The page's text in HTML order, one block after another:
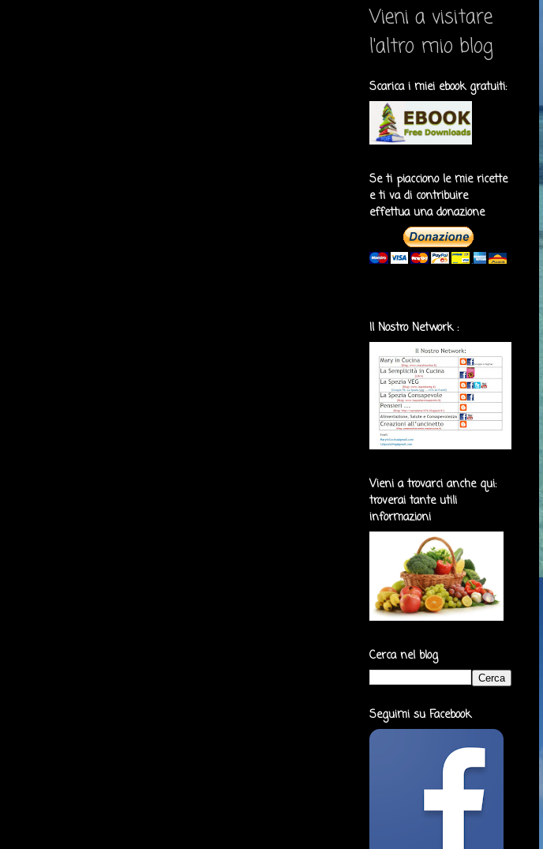
Vieni a visitare
l'altro mio blog
Scarica i miei ebook gratuiti:
Se ti piacciono le mie ricette
e ti va di contribuire
effettua una donazione
Il Nostro Network :
Vieni a trovarci anche qui:
troverai tante utili
informazioni
Cerca nel blog
Seguimi su Facebook